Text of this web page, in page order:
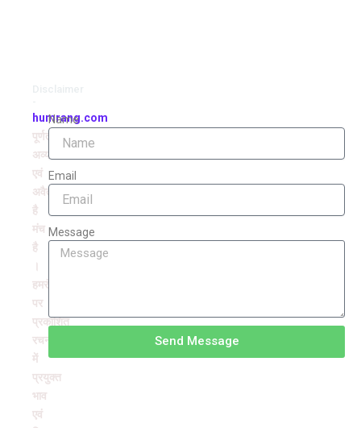
humrang.com
पूर्णतः
अव्यवसायिक
एवं
अवैतनिक
है
मंच
है
हमरंग
पर
प्रकाशित
रचनाओं
में
प्रयुक्त
भाव
एवं
Name
Email
Message
Send Message